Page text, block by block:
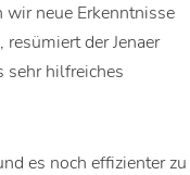
wir neue Erkenntnisse
der Jenaer
sehr hilfreiches
es noch effizienter zu